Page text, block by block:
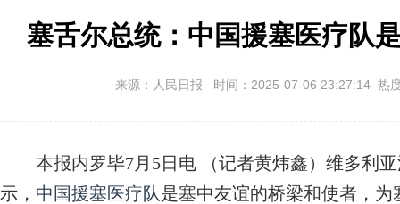
塞舌尔总统：中国援塞医疗队
来源：人民日报 时间：2025-07-06 23:27:14 热
本报内罗毕7月5日电 （记者黄炜鑫）维多利亚
示， 中国援塞医疗队是塞中友谊的桥梁和使者，